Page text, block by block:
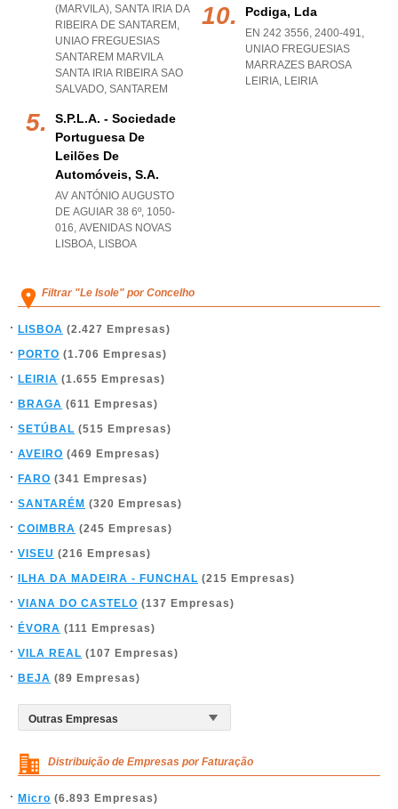
(MARVILA), SANTA IRIA DA
RIBEIRA DE SANTAREM ,
UNIAO FREGUESIAS
SANTAREM MARVILA
SANTA IRIA RIBEIRA SAO
SALVADO, SANTAREM
S.p.l.a. - Sociedade
Portuguesa De
Leilões De
Automóveis, S.a.
AV ANTÓNIO AUGUSTO
DE AGUIAR 38 6º, 1050-
016, AVENIDAS NOVAS
LISBOA, LISBOA
Pcdiga, Lda
EN 242 3556, 2400-491,
UNIAO FREGUESIAS
MARRAZES BAROSA
LEIRIA, LEIRIA
Filtrar "Le Isole" por Concelho
LISBOA (2.427 Empresas)
PORTO (1.706 Empresas)
LEIRIA (1.655 Empresas)
BRAGA (611 Empresas)
SETÚBAL (515 Empresas)
AVEIRO (469 Empresas)
FARO (341 Empresas)
SANTARÉM (320 Empresas)
COIMBRA (245 Empresas)
VISEU (216 Empresas)
ILHA DA MADEIRA - FUNCHAL (215 Empresas)
VIANA DO CASTELO (137 Empresas)
ÉVORA (111 Empresas)
VILA REAL (107 Empresas)
BEJA (89 Empresas)
Distribuição de Empresas por Faturação
Micro (6.893 Empresas)